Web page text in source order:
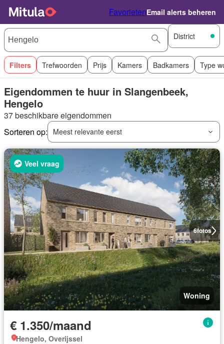
FavorietenEmail alerts beheren
District
Filters Trefwoorden Prijs Kamers Badkamers Type
Eigendommen te huur in Slangenbeek,
Hengelo
37 beschikbare eigendommen
Sorteren op:
Meest relevante eerst
6fotos
Veel vraag
Woning
€ 1.350/maand
Hengelo, Overijssel